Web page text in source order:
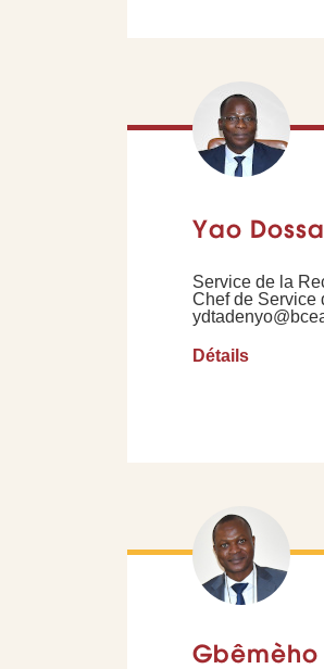
Yao
Service de la
Chef de Service
Détails
Gbêmèho